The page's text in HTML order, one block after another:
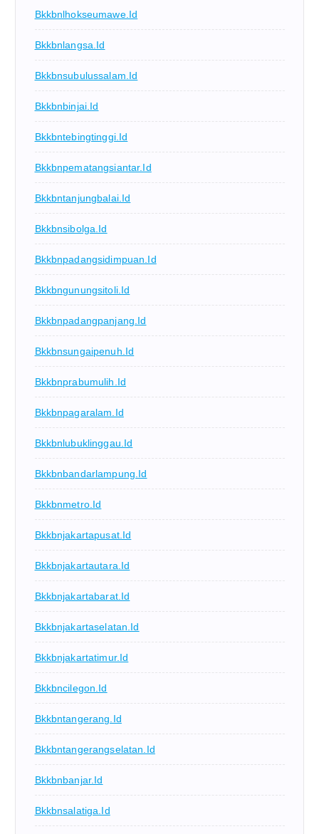
Bkkbnlhokseumawe.id
Bkkbnlangsa.id
Bkkbnsubulussalam.id
Bkkbnbinjai.id
Bkkbntebingtinggi.id
Bkkbnpematangsiantar.id
Bkkbntanjungbalai.id
Bkkbnsibolga.id
Bkkbnpadangsidimpuan.id
Bkkbngunungsitoli.id
Bkkbnpadangpanjang.id
Bkkbnsungaipenuh.id
Bkkbnprabumulih.id
Bkkbnpagaralam.id
Bkkbnlubuklinggau.id
Bkkbnbandarlampung.id
Bkkbnmetro.id
Bkkbnjakartapusat.id
Bkkbnjakartautara.id
Bkkbnjakartabarat.id
Bkkbnjakartaselatan.id
Bkkbnjakartatimur.id
Bkkbncilegon.id
Bkkbntangerang.id
Bkkbntangerangselatan.id
Bkkbnbanjar.id
Bkkbnsalatiga.id